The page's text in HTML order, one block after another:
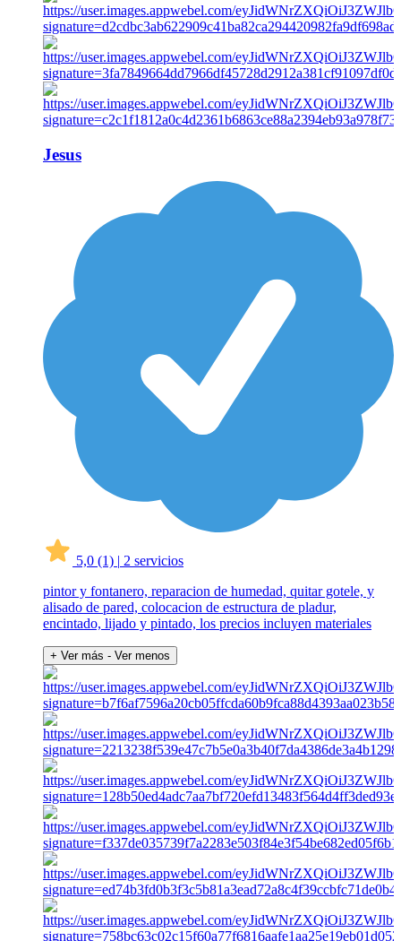
Jesus
5,0 (1) | 2 servicios
pintor y fontanero, reparacion de humedad, quitar gotele, y
alisado de pared, colocacion de estructura de pladur,
encintado, lijado y pintado, los precios incluyen materiales
+ Ver más - Ver menos